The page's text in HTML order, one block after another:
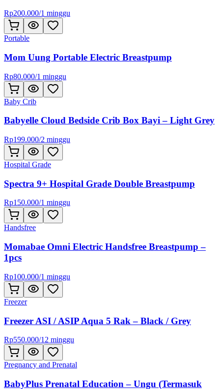
Rp200.000/1 minggu
Portable
Mom Uung Portable Electric Breastpump
Rp80.000/1 minggu
Baby Crib
Babyelle Cloud Bedside Crib Box Bayi – Light Grey
Rp199.000/2 minggu
Hospital Grade
Spectra 9+ Hospital Grade Double Breastpump
Rp150.000/1 minggu
Handsfree
Momabae Omni Electric Handsfree Breastpump –
1pcs
Rp100.000/1 minggu
Freezer
Freezer ASI / ASIP Aqua 5 Rak – Black / Grey
Rp550.000/12 minggu
Pregnancy and Prenatal
BabyPlus Prenatal Education – Ungu (Termasuk